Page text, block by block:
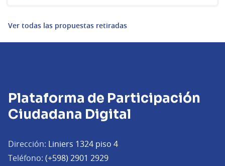
Ver todas las propuestas retiradas
Plataforma de Participación
Ciudadana Digital
Dirección: Liniers 1324 piso 4
Teléfono: (+598) 2901 2929